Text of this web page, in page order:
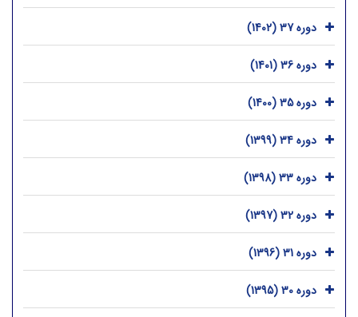
دوره 37 (1402)
دوره 36 (1401)
دوره 35 (1400)
دوره 34 (1399)
دوره 33 (1398)
دوره 32 (1397)
دوره 31 (1396)
دوره 30 (1395)